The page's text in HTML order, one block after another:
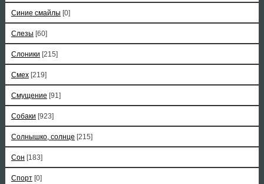
Синие смайлы [0]
Слезы [60]
Слоники [215]
Смех [219]
Смущение [91]
Собаки [923]
Солнышко, солнце [215]
Сон [183]
Спорт [0]